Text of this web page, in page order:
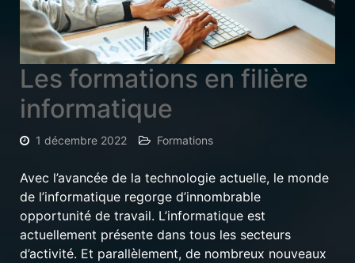
Les formations en filière
informatique
1 décembre 2022 Formations
Avec l’avancée de la technologie actuelle, le monde
de l’informatique regorge d’innombrable
opportunité de travail. L’informatique est
actuellement présente dans tous les secteurs
d’activité. Et parallèlement, de nombreux nouveaux